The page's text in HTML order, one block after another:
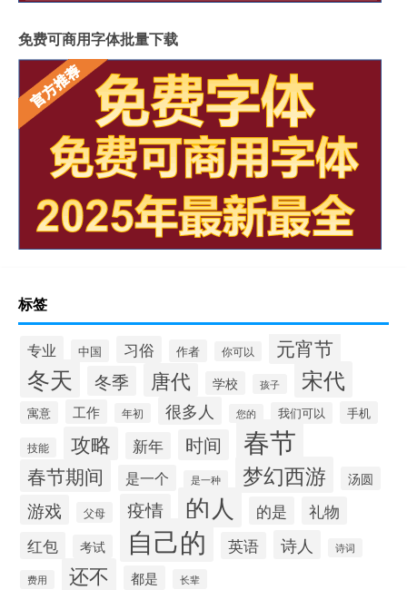
免费可商用字体批量下载
标签
专业 中国 习俗 作者 你可以 元宵节
冬天 冬季 唐代 学校 孩子 宋代
寓意 工作 年初 很多人 您的 我们可以 手机
技能 攻略 新年 时间 春节
春节期间 是一个 是一种 梦幻西游 汤圆
游戏 父母 疫情 的人 的是 礼物
红包 考试 自己的 英语 诗人 诗词
费用 还不 都是 长辈